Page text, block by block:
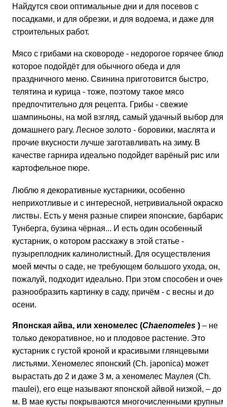
Найдутся свои оптимальные дни и для посевов с
посадками, и для обрезки, и для водоема, и даже для
строительных работ.
Мясо с грибами на сковороде - недорогое горячее
которое подойдёт для обычного обеда и для
праздничного меню. Свинина приготовится быстро,
телятина и курица - тоже, поэтому такое мясо
предпочтительно для рецепта. Грибы - свежие
шампиньоны, на мой взгляд, самый удачный выбор для
домашнего рагу. Лесное золото - боровики, маслята и
прочие вкусности лучше заготавливать на зиму. В
качестве гарнира идеально подойдет варёный рис или
картофельное пюре.
Люблю я декоративные кустарники, особенно
неприхотливые и с интересной, нетривиальной окраской
листвы. Есть у меня разные спиреи японские,
Тунберга, бузина чёрная... И есть один особенный
кустарник, о котором расскажу в этой статье -
пузыреплодник калинолистный. Для осуществления
моей мечты о саде, не требующем большого ухода, он,
пожалуй, подходит идеально. При этом способен и
разнообразить картинку в саду, причём - с весны и до
осени.
Японская айва, или хеномелес (Chaenomeles ) – не
только декоративное, но и плодовое растение. Это
кустарник с густой кроной и красивыми глянцевыми
листьями. Хеномелес японский (Ch. japonica) может
вырастать до 2 и даже 3 м, а хеномелес Маулея (Ch.
maulei), его еще называют японской айвой низкой, – до
м. В мае кусты покрываются многочисленными